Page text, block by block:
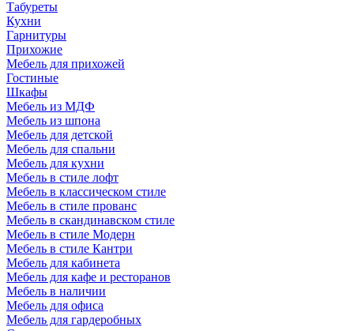
Табуреты
Кухни
Гарнитуры
Прихожие
Мебель для прихожей
Гостиные
Шкафы
Мебель из МДФ
Мебель из шпона
Мебель для детской
Мебель для спальни
Мебель для кухни
Мебель в стиле лофт
Мебель в классическом стиле
Мебель в стиле прованс
Мебель в скандинавском стиле
Мебель в стиле Модерн
Мебель в стиле Кантри
Мебель для кабинета
Мебель для кафе и ресторанов
Мебель в наличии
Мебель для офиса
Мебель для гардеробных